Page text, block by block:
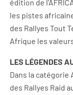
édition de
les pistes
des Rallyes Tout
Afrique les
LES LÉGENDES
Dans la catégorie
des Rallyes Raid